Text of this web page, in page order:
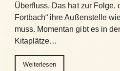
Überfluss. Das hat zur Folge,
Fortbach“ ihre Außenstelle
muss. Momentan gibt es in
Kitaplätze…
Weiterlesen